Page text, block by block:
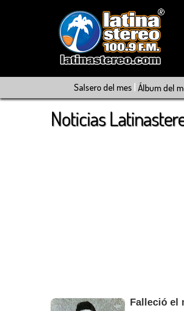
Salsero del mes | Álbum del
Noticias
Falleció el